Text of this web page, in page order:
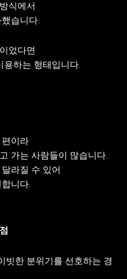
식에서
습니다.
었다면
용하는 형태입니다.
이라
가는 사람들이 많습니다.
라질 수 있어
니다.
빗한 분위기를 선호하는 경